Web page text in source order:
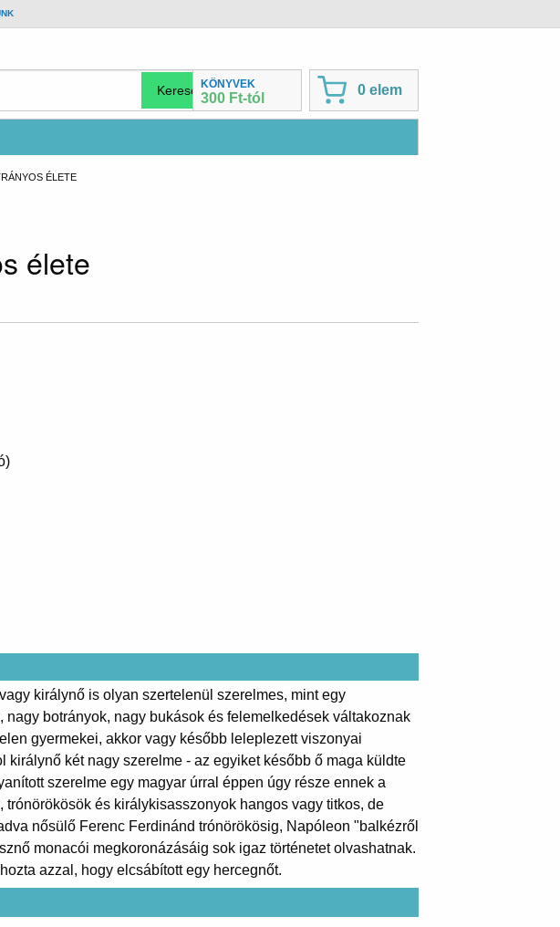
KÖNYVEK
300 Ft-tól
0 elem
ÉLETE
élete
királynő is olyan szertelenül szerelmes, mint egy
botrányok, nagy bukások és felemelkedések váltakoznak
gyermekei, akkor vagy később leleplezett viszonyai
két nagy szerelme - az egyiket később ő maga küldte
szerelme egy magyar úrral éppen úgy része ennek a
és királykisasszonyok hangos vagy titkos, de
nősülő Ferenc Ferdinánd trónörökösig, Napóleon "balkézről
monacói megkoronázásáig sok igaz történetet olvashatnak.
azzal, hogy elcsábított egy hercegnőt.